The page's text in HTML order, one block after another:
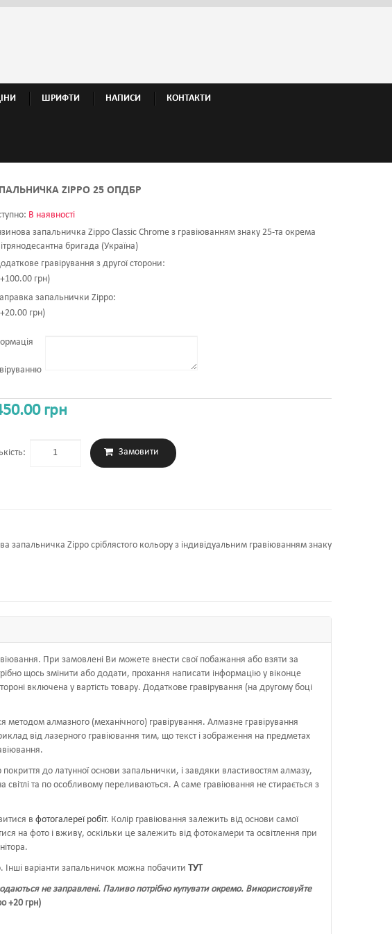
ШРИФТИ НАПИСИ КОНТАКТИ
ZIPPO 25 ОПДБР
В наявності
запальничка Zippo Classic Chrome з гравіюванням знаку 25-та окрема
бригада (Україна)
гравірування з другої сторони:
грн)
запальнички Zippo:
грн)
грн
запальничка Zippo сріблястого кольору з індивідуальним гравіюванням знаку
При замовлені Ви можете внести свої побажання або взяти за
щось змінити або додати, прохання написати інформацію у віконце
включена у вартість товару. Додаткове гравірування (на другому боці
алмазного (механічного) гравірування. Алмазне гравірування
від лазерного гравіювання тим, що текст і зображення на предметах
до латунної основи запальнички, і завдяки властивостям алмазу,
світлі та по особливому переливаються. А саме гравіювання не стирається з
в фотогалереї робіт. Колір гравіювання залежить від основи самої
на фото і вживу, оскільки це залежить від фотокамери та освітлення при
варіанти запальничок можна побачити ТУТ
не заправлені. Паливо потрібно купувати окремо. Використовуйте
+20 грн)